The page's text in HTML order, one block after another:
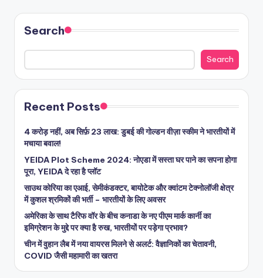
Search
Search
Recent Posts
4 करोड़ नहीं, अब सिर्फ़ 23 लाख: डुबई की गोल्डन वीज़ा स्कीम ने भारतीयों में
मचाया बवाल!
YEIDA Plot Scheme 2024: नोएडा में सस्ता घर पाने का सपना होगा
पूरा, YEIDA दे रहा है प्लॉट
साउथ कोरिया का एआई, सेमीकंडक्टर, बायोटेक और क्वांटम टेक्नोलॉजी क्षेत्र
में कुशल श्रमिकों की भर्ती – भारतीयों के लिए अवसर
अमेरिका के साथ टैरिफ वॉर के बीच कनाडा के नए पीएम मार्क कार्नी का
इमिग्रेशन के मुद्दे पर क्या है रुख, भारतीयों पर पड़ेगा प्रभाव?
चीन में वुहान लैब में नया वायरस मिलने से अलर्ट: वैज्ञानिकों का चेतावनी,
COVID जैसी महामारी का खतरा